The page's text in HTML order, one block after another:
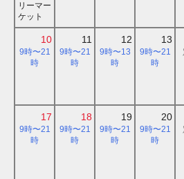
リーマー
ケット
10
9時〜21
時
11
9時〜21
時
12
9時〜13
時
13
9時〜21
時
17
9時〜21
時
18
9時〜21
時
19
9時〜21
時
20
9時〜21
時